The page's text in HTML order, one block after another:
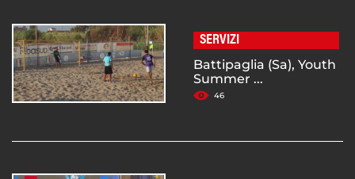
SERVIZI
Battipaglia (Sa), Youth
Summer ...
46